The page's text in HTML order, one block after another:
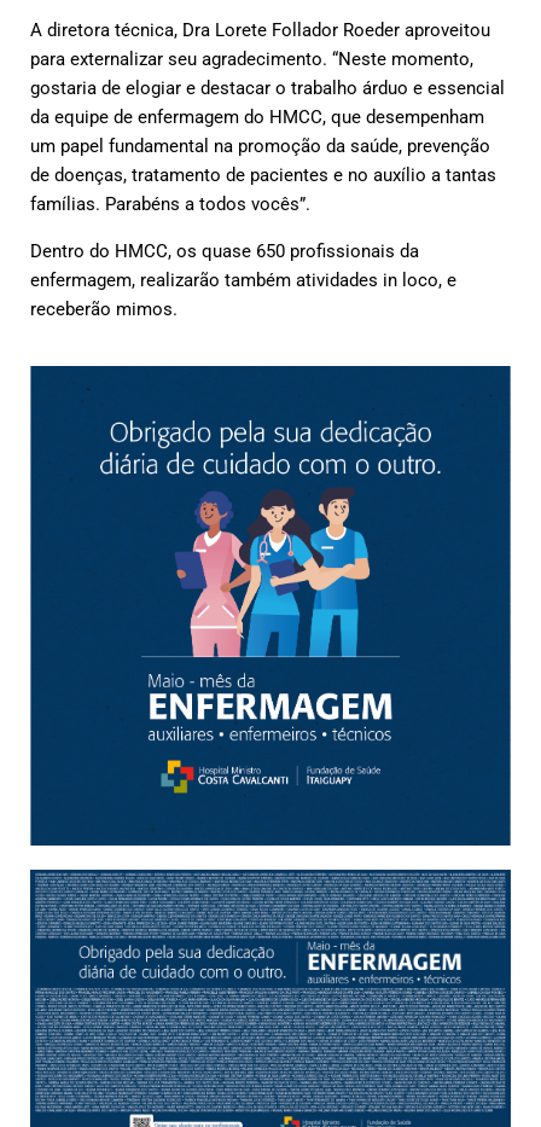
A diretora técnica, Dra Lorete Follador Roeder aproveitou
para externalizar seu agradecimento. “Neste momento,
gostaria de elogiar e destacar o trabalho árduo e essencial
da equipe de enfermagem do HMCC, que desempenham
um papel fundamental na promoção da saúde, prevenção
de doenças, tratamento de pacientes e no auxílio a tantas
famílias. Parabéns a todos vocês”.
Dentro do HMCC, os quase 650 profissionais da
enfermagem, realizarão também atividades in loco, e
receberão mimos.